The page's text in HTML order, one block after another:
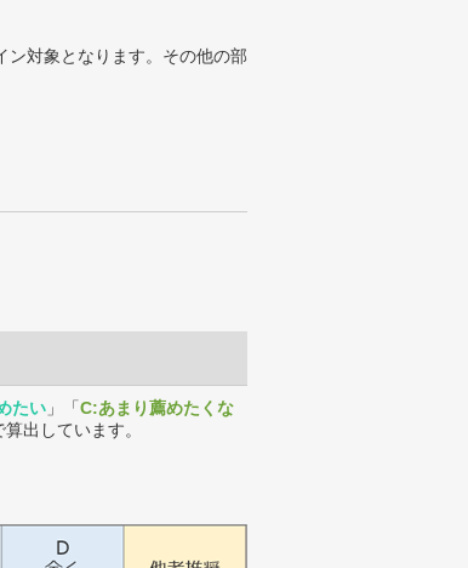
対象となります。その他の部
たい 」「C:あまり薦めたくな
出しています。